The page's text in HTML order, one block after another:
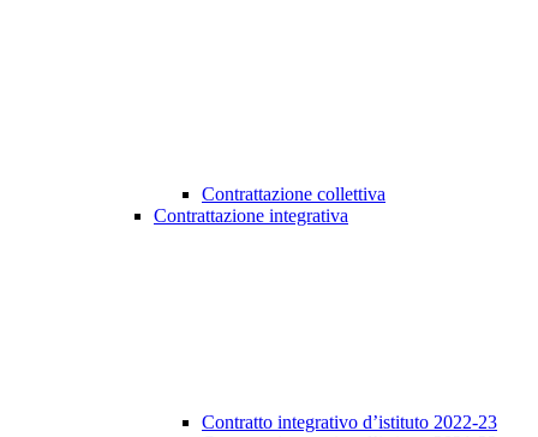
Contrattazione collettiva
Contrattazione integrativa
Contratto integrativo d’istituto 2022-23